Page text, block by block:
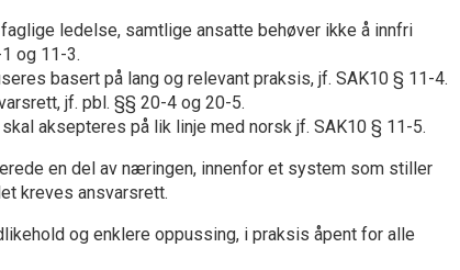
ledelse, samtlige ansatte behøver ikke å innfri
og 11-3.
basert på lang og relevant praksis, jf. SAK10 § 11-4.
jf. pbl. §§ 20-4 og 20-5.
aksepteres på lik linje med norsk jf. SAK10 § 11-5.
en del av næringen, innenfor et system som stiller
kreves ansvarsrett.
og enklere oppussing, i praksis åpent for alle